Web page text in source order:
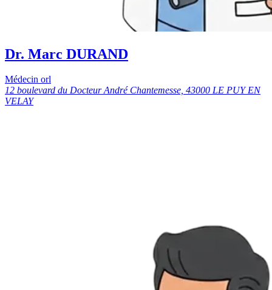
Dr. Marc DURAND
Médecin orl
12 boulevard du Docteur André Chantemesse, 43000 LE PUY EN
VELAY